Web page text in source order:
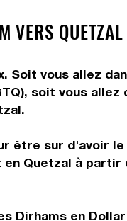
VERS
Soit vous allez
soit vous allez
être sur d'avoir
Quetzal à partir
Dirhams en